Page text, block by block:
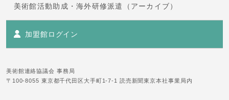
美術館活動助成・海外研修派遣（アーカイブ）
加盟館ログイン
美術館連絡協議会 事務局
〒100-8055 東京都千代田区大手町1-7-1 読売新聞東京本社事業局内